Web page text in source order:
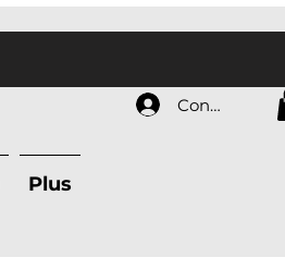
Connexion
Plus